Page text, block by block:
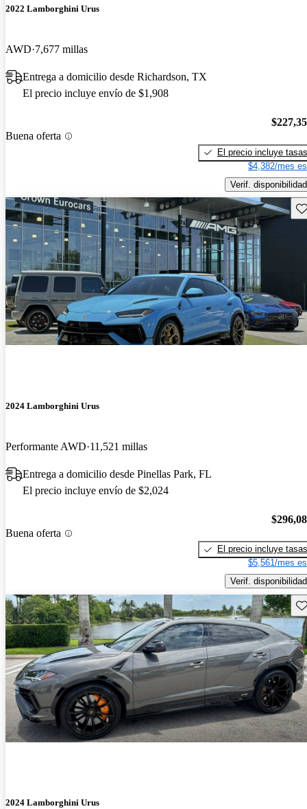
2022 Lamborghini Urus
AWD 7,677 millas
Entrega a domicilio desde Richardson, TX
El precio incluye envío de $1,908
Buena oferta
El precio incluye tasas
$4,382/mes
Verif. disponibilidad
2024 Lamborghini Urus
Performante AWD 11,521 millas
Entrega a domicilio desde Pinellas Park, FL
El precio incluye envío de $2,024
Buena oferta
El precio incluye tasas
$5,561/mes
Verif. disponibilidad
2024 Lamborghini Urus